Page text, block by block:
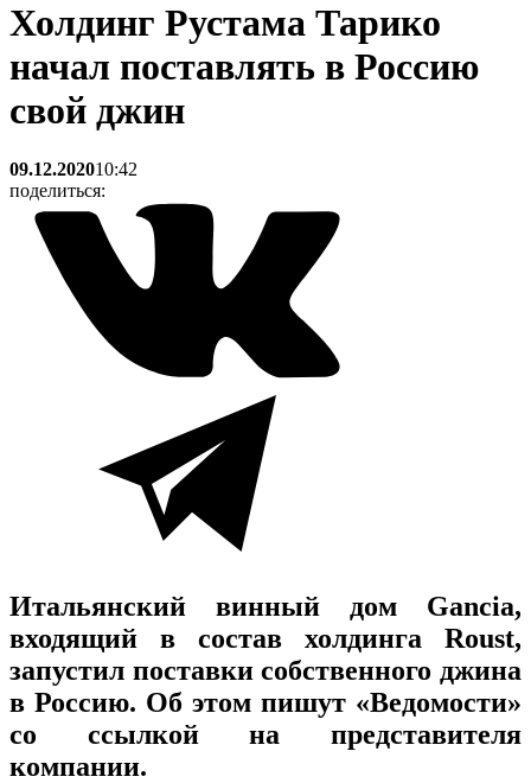
Холдинг Рустама Тарико
начал поставлять в Россию
свой джин
09.12.202010:42
поделиться:
Итальянский винный дом Gancia,
входящий в состав холдинга Roust,
запустил поставки собственного джина
в Россию. Об этом пишут «Ведомости»
со ссылкой на представителя
компании.